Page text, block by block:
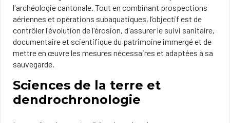
l'archéologie cantonale. Tout en combinant prospections
aériennes et opérations subaquatiques, l’objectif est de
contrôler l'évolution de l'érosion, d'assurer le suivi sanitaire,
documentaire et scientifique du patrimoine immergé et de
mettre en œuvre les mesures nécessaires et adaptées à sa
sauvegarde.
Sciences de la terre et
dendrochronologie